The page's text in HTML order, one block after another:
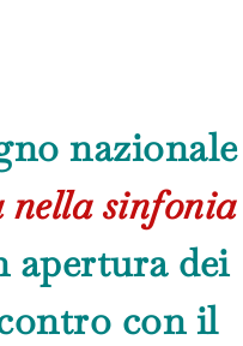
nazionale
nella sinfonia
dei
con il